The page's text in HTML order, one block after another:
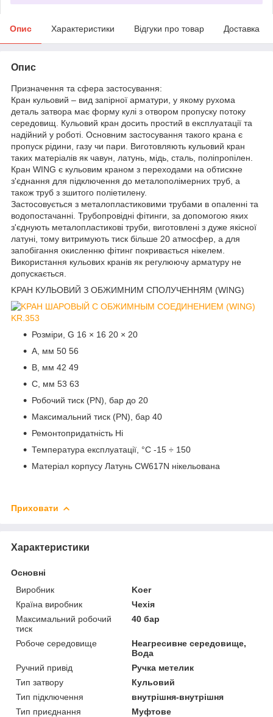
Опис Характеристики Відгуки про товар Доставка
Опис
Призначення та сфера застосування:
Кран кульовий – вид запірної арматури, у якому рухома
деталь затвора має форму кулі з отвором пропуску потоку
середовищ. Кульовий кран досить простий в експлуатації та
надійний у роботі. Основним застосування такого крана є
пропуск рідини, газу чи пари. Виготовляють кульовий кран
таких матеріалів як чавун, латунь, мідь, сталь, поліпропілен.
Кран WING є кульовим краном з переходами на обтискне
з'єднання для підключення до металополімерних труб, а
також труб з зшитого поліетилену.
Застосовується з металопластиковими трубами в опаленні та
водопостачанні. Трубопровідні фітинги, за допомогою яких
з'єднують металопластикові труби, виготовлені з дуже якісної
латуні, тому витримують тиск більше 20 атмосфер, а для
запобігання окисленню фітинг покривається нікелем.
Використання кульових кранів як регулюючу арматуру не
допускається.
KРАН КУЛЬОВИЙ З ОБЖИМНИМ СПОЛУЧЕННЯМ (WING)
Розміри, G 16 × 16 20 × 20
A, мм 50 56
B, мм 42 49
C, мм 53 63
Робочий тиск (PN), бар до 20
Максимальний тиск (PN), бар 40
Ремонтопридатність Ні
Температура експлуатації, °C -15 ÷ 150
Матеріал корпусу Латунь CW617N нікельована
Приховати
Характеристики
Основні
Виробник
Koer
Країна виробник
Чехія
Максимальний робочий
тиск
40 бар
Робоче середовище
Неагресивне середовище,
Вода
Ручний привід
Ручка метелик
Тип затвору
Кульовий
Тип підключення
внутрішня-внутрішня
Тип приєднання
Муфтове